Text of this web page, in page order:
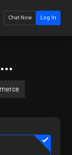
Chat Now Log In